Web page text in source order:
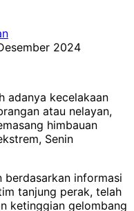
2024
adanya kecelakaan
atau nelayan,
himbauan
Senin
berdasarkan informasi
tanjung perak, telah
ketinggian gelombang